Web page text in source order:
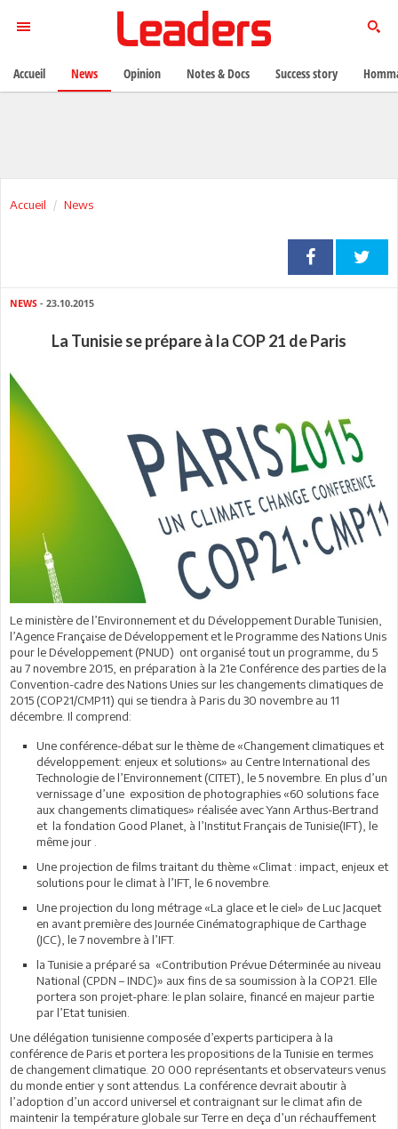
Accueil News
NEWS - 23.10.2015
La Tunisie se prépare à la COP 21 de Paris
Le ministère de l’Environnement et du Développement Durable Tunisien,
l’Agence Française de Développement et le Programme des Nations Unis
pour le Développement (PNUD) ont organisé tout un programme, du 5
au 7 novembre 2015, en préparation à la 21e Conférence des parties de la
Convention-cadre des Nations Unies sur les changements climatiques de
2015 (COP21/CMP11) qui se tiendra à Paris du 30 novembre au 11
décembre. Il comprend:
Une conférence-débat sur le thème de «Changement climatiques et
développement: enjeux et solutions» au Centre International des
Technologie de l’Environnement (CITET), le 5 novembre. En plus d’un
vernissage d’une exposition de photographies «60 solutions face
aux changements climatiques» réalisée avec Yann Arthus-Bertrand
et la fondation Good Planet, à l’Institut Français de Tunisie(IFT), le
même jour .
Une projection de films traitant du thème «Climat : impact, enjeux et
solutions pour le climat à l’IFT, le 6 novembre.
Une projection du long métrage «La glace et le ciel» de Luc Jacquet
en avant première des Journée Cinématographique de Carthage
(JCC), le 7 novembre à l’IFT.
la Tunisie a préparé sa «Contribution Prévue Déterminée au niveau
National (CPDN – INDC)» aux fins de sa soumission à la COP21. Elle
portera son projet-phare: le plan solaire, financé en majeur partie
par l’Etat tunisien.
Une délégation tunisienne composée d’experts participera à la
conférence de Paris et portera les propositions de la Tunisie en termes
de changement climatique. 20 000 représentants et observateurs venus
du monde entier y sont attendus. La conférence devrait aboutir à
l’adoption d’un accord universel et contraignant sur le climat afin de
maintenir la température globale sur Terre en deça d’un réchauffement
Accueil News Opinion Notes & Docs Success story